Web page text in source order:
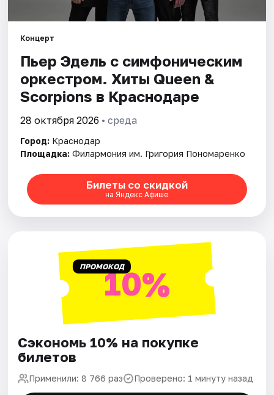
Площадки
Артисты
Рейтинги
Концерт
Пьер Эдель с симфоническим
оркестром. Хиты Queen &
Scorpions в Краснодаре
28 октября 2026 • среда
Город: Краснодар
Площадка: Филармония им. Григория Пономаренко
Билеты со скидкой
на Яндекс Афише
ПРОМОКОД10%
Сэкономь 10% на покупке
билетов
Применили: 8 766 раз Проверено: 1 минуту назад